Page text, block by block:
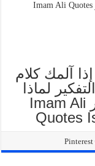
آلمك كلام
لماذا
قالوا و لماذا فعلوا ذلك ثق بر Imam Ali
Quotes
Pinterest